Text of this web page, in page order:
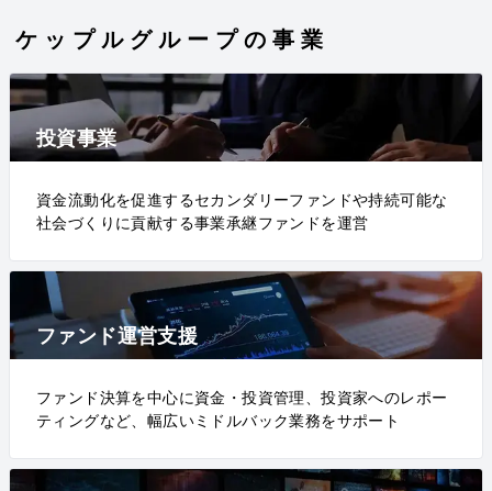
ケップルグループの事業
投資事業
資金流動化を促進するセカンダリーファンドや持続可能な
社会づくりに貢献する事業承継ファンドを運営
ファンド運営支援
ファンド決算を中心に資金・投資管理、投資家へのレポー
ティングなど、幅広いミドルバック業務をサポート